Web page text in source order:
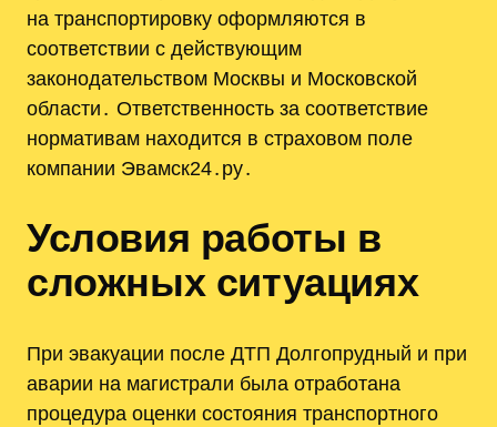
на транспортировку оформляются в
соответствии с действующим
законодательством Москвы и Московской
области․ Ответственность за соответствие
нормативам находится в страховом поле
компании Эвамск24․ру․
Условия работы в
сложных ситуациях
При эвакуации после ДТП Долгопрудный и при
аварии на магистрали была отработана
процедура оценки состояния транспортного